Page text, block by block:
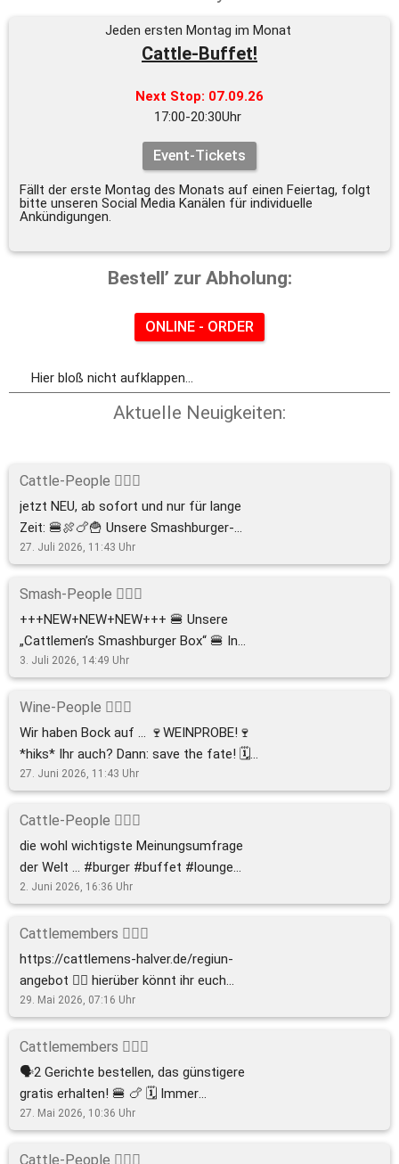
Jeden ersten Montag im Monat
Cattle-Buffet!
Next Stop: 07.09.26
17:00-20:30Uhr
Event-Tickets
Fällt der erste Montag des Monats auf einen Feiertag, folgt
bitte unseren Social Media Kanälen für individuelle
Ankündigungen.
Bestell’ zur Abholung:
ONLINE - ORDER
Hier bloß nicht aufklappen...
Aktuelle Neuigkeiten:
Cattle-People 🙋🏼‍♂️
jetzt NEU, ab sofort und nur für lange
Zeit: 🍔🍖🍗🍟 Unsere Smashburger-
Boxen und Schlachtplatten für 1-2
Personen. 🍔🍖🍗🍟 Gönnt euch diese
kulinarischen Feuerwerke! Das
Sahnehäubchen: Als CATTLEMEMBER
erhältst du zum Start zu jeder Box 1
Getränk GRATIS! Cattlemember werden,
Infos und Onlineshop auf unserer
Homepage https://cattlemens-
halver.de/#/ #smashburger #burgerbox
#halver #schlachtplatte
27. Juli 2026, 11:43 Uhr
Smash-People 🙋🏼‍♂️
+++NEW+NEW+NEW+++ 🍔 Unsere
„Cattlemen’s Smashburger Box“ 🍔 In
unserer Juli-Aktion ab 39€, ab sofort
und in zwei Größen, vor Ort und Take-
Away, mit Freunden oder alleine (niemals
😬). Klickt euch einfach durch den
Onlineshop. Da gibt’s alle weiteren Infos.
https://cattlemens-halver.de/onlineorder
ℹ️ was ihr hier seht ist ein echtes Bild.
Keine KI, keine Filter. Das echte Burger-
vergenussferkeln? #smashburger
#burgerbox #burgerlife #halver #special
3. Juli 2026, 14:49 Uhr
Wine-People 🙋🏼‍♂️
Wir haben Bock auf … 🍷WEINPROBE!🍷
*hiks* Ihr auch? Dann: save the fate! 🗓️
23.7.26 ⏰ 18:30 h 📍 Cattlemen’s 🍷
deutsch/international Tickets und Infos
⬇️ https://cattlemens-halver.de/termine
#finewine #Weinprobe #fingerfood
#event #halver
27. Juni 2026, 11:43 Uhr
Cattle-People 🙋🏼‍♂️
die wohl wichtigste Meinungsumfrage
der Welt … #burger #buffet #lounge
#cocktails #plantbased
2. Juni 2026, 16:36 Uhr
Cattlemembers 🙋🏼‍♂️
https://cattlemens-halver.de/regiun-
angebot 👆🏻 hierüber könnt ihr euch
freitags ‘ne Mixplatte gratis
reinmembern! #mixplatte #gratis
#halver #fingerfood
29. Mai 2026, 07:16 Uhr
Cattlemembers 🙋🏼‍♂️
🗣️2 Gerichte bestellen, das günstigere
gratis erhalten! 🍔 🍗 🗓️ Immer
mittwochs und donnerstags für Club-
Mitglieder im Cattlemen‘s! Hier
vermitgliedst du dich:
27. Mai 2026, 10:36 Uhr
Cattle-People 🙋🏼‍♂️